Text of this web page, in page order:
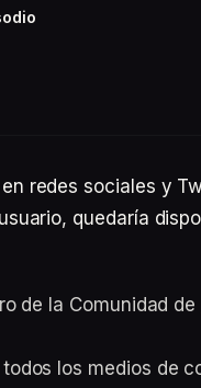
redes sociales y
quedaría
de la Comunidad de
los medios de